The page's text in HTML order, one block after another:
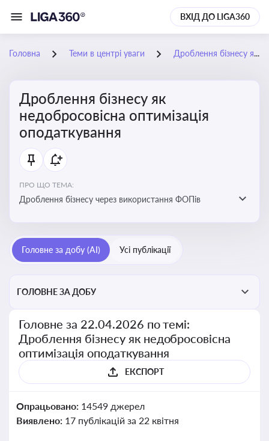
ВХІД ДО LIGA360
Головна Теми в центрі уваги Дроблення бізнесу як недобросовісна оптимізація оподаткування
Дроблення бізнесу як
недобросовісна оптимізація
оподаткування
ПРО ЩО ТЕМА:
Дроблення бізнесу через використання ФОПів
Головне за добу (AI) Усі публікації
ГОЛОВНЕ ЗА ДОБУ
Головне за 22.04.2026 по темі:
Дроблення бізнесу як недобросовісна
оптимізація оподаткування
ЕКСПОРТ
Опрацьовано: 14549 джерел
Виявлено: 17 публікацій за 22 квітня